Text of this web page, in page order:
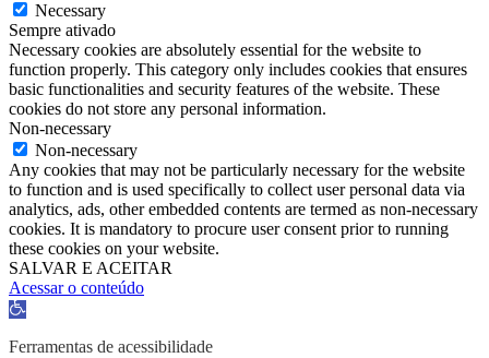
Necessary
Sempre ativado
Necessary cookies are absolutely essential for the website to
function properly. This category only includes cookies that ensures
basic functionalities and security features of the website. These
cookies do not store any personal information.
Non-necessary
Non-necessary
Any cookies that may not be particularly necessary for the website
to function and is used specifically to collect user personal data via
analytics, ads, other embedded contents are termed as non-necessary
cookies. It is mandatory to procure user consent prior to running
these cookies on your website.
SALVAR E ACEITAR
Acessar o conteúdo
Abrir
barra
Ferramentas de acessibilidade